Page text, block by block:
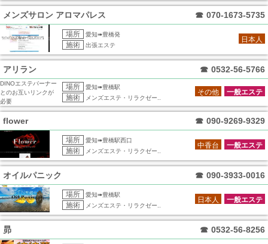
メンズサロン アロマパレス ☎ 070-1673-5735
場所 愛知➠豊橋発
施術 出張エステ
日本人
アリラン ☎ 0532-56-5766
DINOエステバーナー
とのお互いリンクが
必要
場所 愛知➠豊橋駅
施術 メンズエステ・リラクゼー..
一般エステ
その他
flower ☎ 090-9269-9329
場所 愛知➠豊橋駅西口
施術 メンズエステ・リラクゼー..
一般エステ
中香台
オイルパニック ☎ 090-3933-0016
場所 愛知➠豊橋駅
施術 メンズエステ・リラクゼー..
一般エステ
日本人
昴 ☎ 0532-56-8256